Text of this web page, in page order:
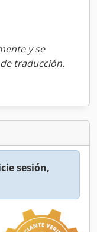
y se
traducción.
sesión,